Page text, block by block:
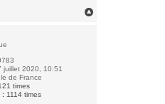
juillet 2020, 10:51
Ile de France
times
: 1114 times